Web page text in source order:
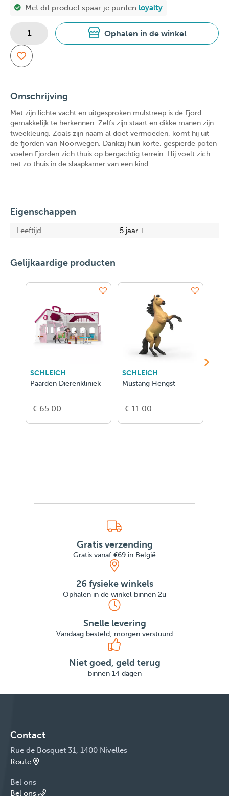
Met dit product spaar je punten loyalty
Ophalen in de winkel
Omschrijving
Met zijn lichte vacht en uitgesproken mulstreep is de Fjord
gemakkelijk te herkennen. Zelfs zijn staart en dikke manen zijn
tweekleurig. Zoals zijn naam al doet vermoeden, komt hij uit
de fjorden van Noorwegen. Dankzij hun korte, gespierde poten
voelen Fjorden zich thuis op bergachtig terrein. Hij voelt zich
net zo thuis in de slaapkamer van een kind.
Eigenschappen
Leeftijd 5 jaar +
Gelijkaardige producten
SCHLEICH
Paarden Dierenkliniek
€ 65.00
SCHLEICH
Mustang Hengst
€ 11.00
Gratis verzending
Gratis vanaf €69 in België
26 fysieke winkels
Ophalen in de winkel binnen 2u
Snelle levering
Vandaag besteld, morgen verstuurd
Niet goed, geld terug
binnen 14 dagen
Contact
Rue de Bosquet 31, 1400 Nivelles
Route
Bel ons
Bel ons